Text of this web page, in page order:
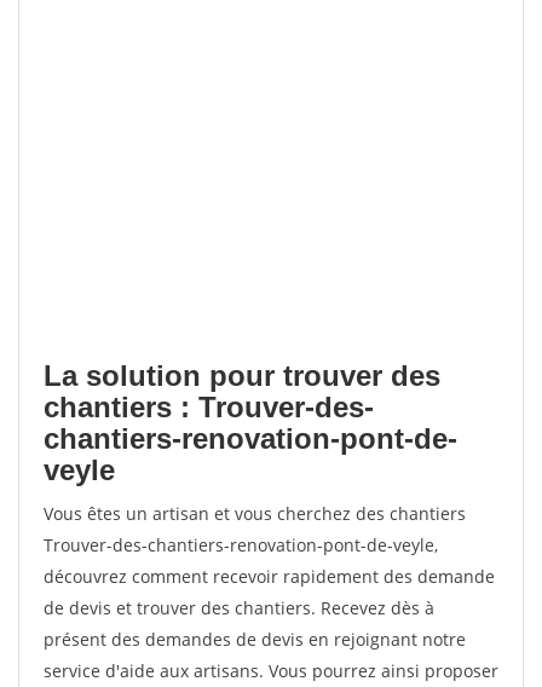
La solution pour trouver des
chantiers : Trouver-des-
chantiers-renovation-pont-de-
veyle
Vous êtes un artisan et vous cherchez des chantiers
Trouver-des-chantiers-renovation-pont-de-veyle,
découvrez comment recevoir rapidement des demande
de devis et trouver des chantiers. Recevez dès à
présent des demandes de devis en rejoignant notre
service d'aide aux artisans. Vous pourrez ainsi proposer